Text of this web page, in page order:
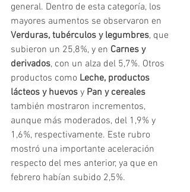
general. Dentro de esta categoría, los
mayores aumentos se observaron en
Verduras, tubérculos y legumbres, que
subieron un 25,8%, y en Carnes y
derivados, con un alza del 5,7%. Otros
productos como Leche, productos
lácteos y huevos y Pan y cereales
también mostraron incrementos,
aunque más moderados, del 1,9% y
1,6%, respectivamente. Este rubro
mostró una importante aceleración
respecto del mes anterior, ya que en
febrero habían subido 2,5%.